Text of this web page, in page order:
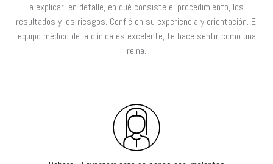
a explicar, en detalle, en qué consiste el procedimiento, los
resultados y los riesgos. Confié en su experiencia y orientación. El
equipo médico de la clínica es excelente, te hace sentir como una
reina.